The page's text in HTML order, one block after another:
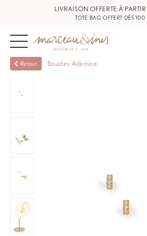
LIVRAISON OFFERTE À
TOTE BAG OFFERT DÈS 100
NOUVEAUTÉS
OUTLET
BLOG
NOS
FAQ
Retour Boucles Adémice